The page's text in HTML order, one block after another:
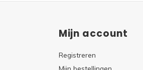
Mijn account
Registreren
Mijn bestellingen